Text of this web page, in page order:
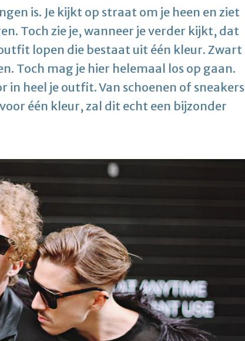
is. Je kijkt op straat om je heen en ziet
Toch zie je, wanneer je verder kijkt, dat
lopen die bestaat uit één kleur. Zwart
Toch mag je hier helemaal los op gaan.
in heel je outfit. Van schoenen of sneakers
één kleur, zal dit echt een bijzonder